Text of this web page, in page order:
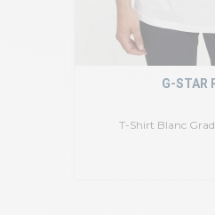
T-Shirt Blanc
G-STAR